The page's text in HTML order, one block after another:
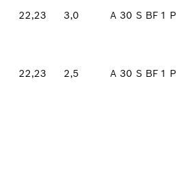
22,23 3,0 A 30 S BF 1
22,23 2,5 A 30 S BF 1